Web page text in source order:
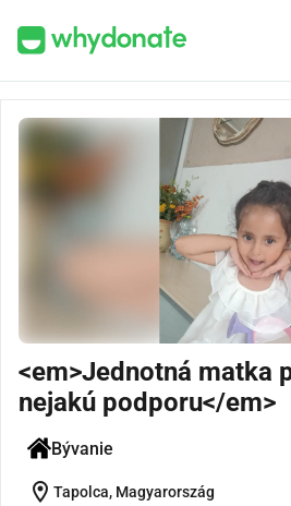
<em>Jednotná matka
nejakú podporu</em>
Bývanie
location_on Tapolca, Magyarország